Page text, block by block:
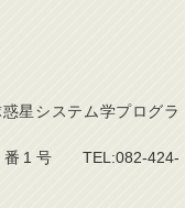
星システム学プログラ
1号 TEL:082-424-